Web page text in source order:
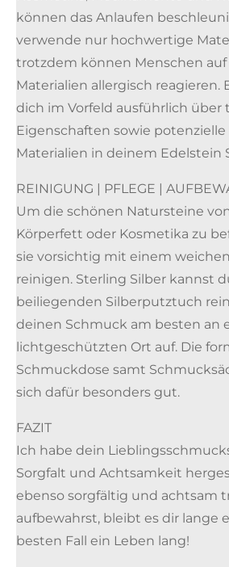
können das Anlaufen
verwende nur hochwertige
trotzdem können Menschen auf
Materialien allergisch reagieren.
dich im Vorfeld ausführlich über
Eigenschaften sowie
Materialien in deinem Edelstein
REINIGUNG | PFLEGE |
Um die schönen Natursteine
Körperfett oder Kosmetika zu
sie vorsichtig mit einem
reinigen. Sterling Silber kannst
beiliegenden Silberputztuch
deinen Schmuck am besten an
lichtgeschützten Ort auf. Die
Schmuckdose samt
sich dafür besonders gut.
FAZIT
Ich habe dein
Sorgfalt und Achtsamkeit
ebenso sorgfältig und achtsam
aufbewahrst, bleibt es dir lange
besten Fall ein Leben lang!